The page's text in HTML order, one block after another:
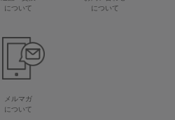
について
について
メルマガ
について